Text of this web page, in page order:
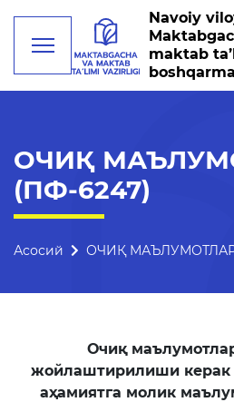
Раҳбарият
Миссия, мақсад
Боғланиш
Халқаро алоқалар
Navoiy
maktab
ОЧИҚ
(ПФ-6247)
Асосий ОЧИҚ МАЪЛУМОТЛАР
Очиқ
жойлаштирилиши керак
аҳамиятга молик